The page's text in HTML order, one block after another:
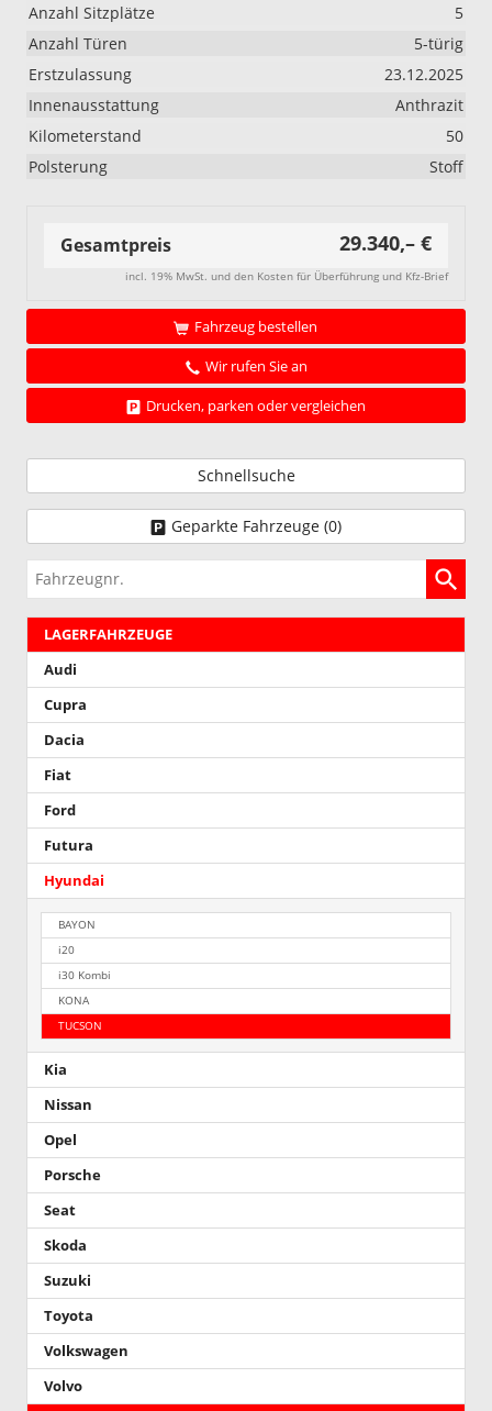
Anzahl Sitzplätze
5
Anzahl Türen
5-türig
Erstzulassung
23.12.2025
Innenausstattung
Anthrazit
Kilometerstand
50
Polsterung
Stoff
Gesamtpreis 29.340,– €
incl. 19% MwSt. und den Kosten für Überführung und Kfz-Brief
Fahrzeug bestellen
Wir rufen Sie an
Drucken, parken oder vergleichen
Schnellsuche
Geparkte Fahrzeuge (0)
Fahrzeugnr.
LAGERFAHRZEUGE
Audi
Cupra
Dacia
Fiat
Ford
Futura
Hyundai
BAYON
i20
i30 Kombi
KONA
TUCSON
Kia
Nissan
Opel
Porsche
Seat
Skoda
Suzuki
Toyota
Volkswagen
Volvo